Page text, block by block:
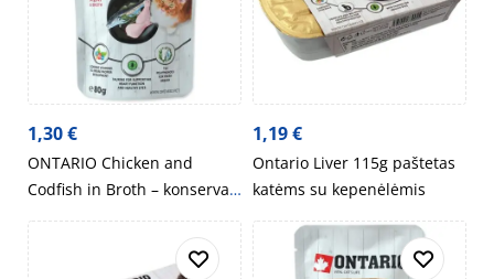
1,30€
ONTARIO Chicken and
Codfish in Broth – konservai
katėms su vištiena ir menke
80g
1,19€
Ontario Liver 115g paštetas
katėms su kepenėlėmis